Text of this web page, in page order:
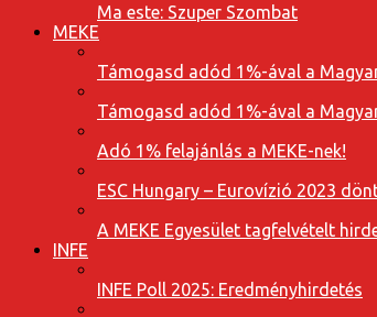
Ma este: Szuper Szombat
MEKE
Támogasd adód 1%-ával a
Támogasd adód 1%-ával a
Adó 1% felajánlás a MEKE-nek!
ESC Hungary – Eurovízió 2023
A MEKE Egyesület tagfelvételt
INFE
INFE Poll 2025: Eredményhirdetés